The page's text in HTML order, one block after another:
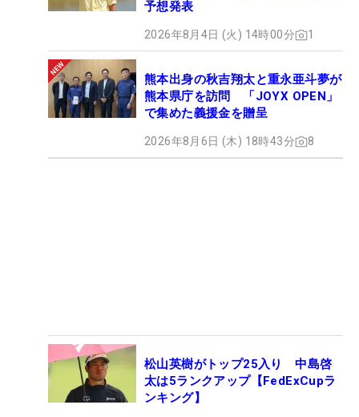
予想発表
2026年8月4日 (火) 14時00分 1
熊本出身の秋吉翔太と重永亜斗夢が
熊本県庁を訪問 「JOYX OPEN」
で集めた義援金を贈呈
2026年8月6日 (木) 18時43分 8
松山英樹がトップ25入り 中島啓
太は5ランクアップ【FedExCupラ
ンキング】